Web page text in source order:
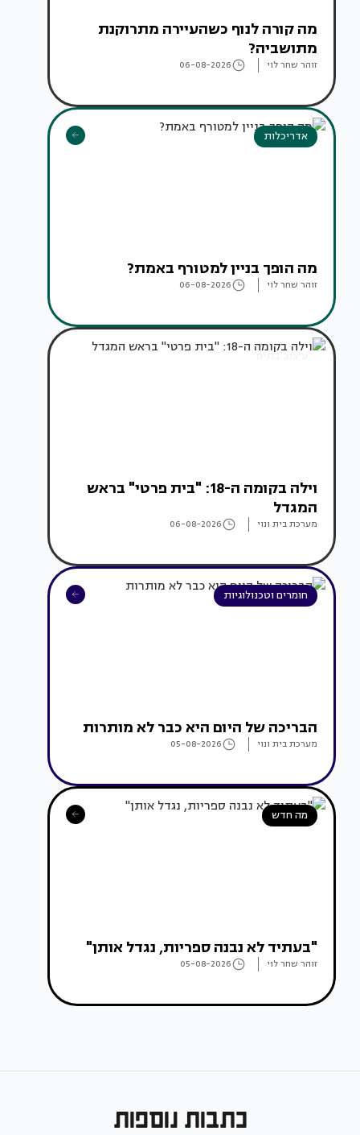
מה קורה לנוף כשהעיירה מתרוקנת
מתושביה?
זוהר שחר לוי 06-08-2026
אדריכלות
מה הופך בניין למטורף באמת?
זוהר שחר לוי 06-08-2026
עיצוב בתים
וילה בקומה ה-18: "בית פרטי" בראש
המגדל
מערכת בית ונוי 06-08-2026
חומרים וטכנולוגיות
הבריכה של היום היא כבר לא מותרות
מערכת בית ונוי 05-08-2026
מה חדש
"בעתיד לא נבנה ספריות, נגדל אותן"
זוהר שחר לוי 05-08-2026
כתבות נוספות